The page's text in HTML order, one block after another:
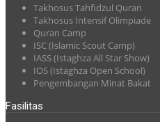
Takhosus Tahfidzul Quran
Takhosus Intensif Olimpiade
Quran Camp
ISC (Islamic Scout Camp)
IASS (Istaghza All Star Show)
IOS (Istaghza Open School)
Pengembangan Minat Bakat
Fasilitas